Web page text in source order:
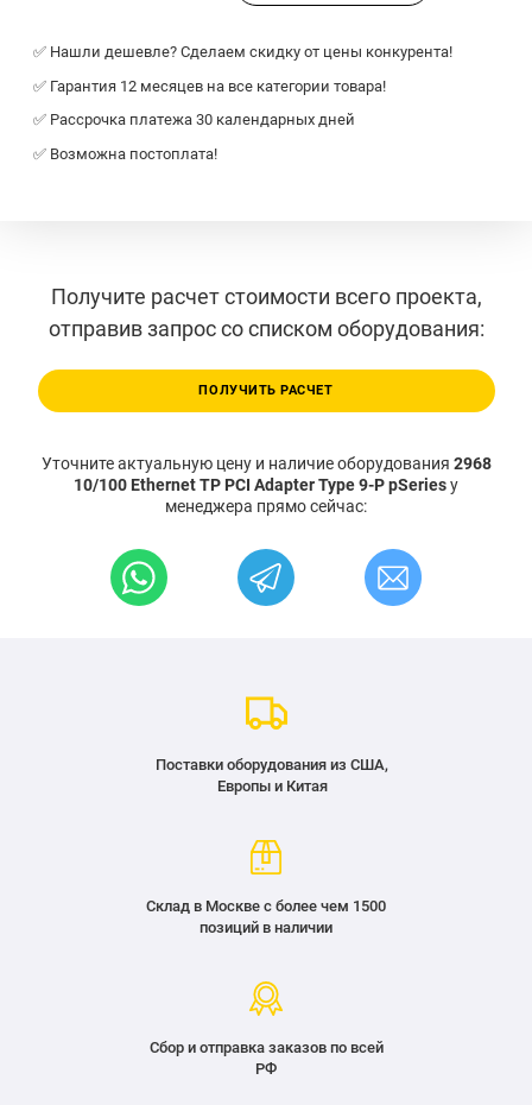
✅ Нашли дешевле? Сделаем скидку от цены конкурента!
✅ Гарантия 12 месяцев на все категории товара!
✅ Рассрочка платежа 30 календарных дней
✅ Возможна постоплата!
Получите расчет стоимости всего проекта,
отправив запрос со списком оборудования:
ПОЛУЧИТЬ РАСЧЕТ
Уточните актуальную цену и наличие оборудования 2968
10/100 Ethernet TP PCI Adapter Type 9-P pSeriesу
менеджера прямо сейчас:
Поставки оборудования из США,
Европы и Китая
Склад в Москве с более чем 1500
позиций в наличии
Сбор и отправка заказов по всей
РФ